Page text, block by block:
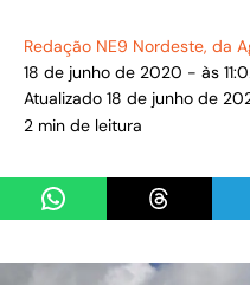
Redação NE9 Nordeste, da
18 de junho de 2020 - às
Atualizado 18 de junho de
2 min de leitura
Share on WhatsApp
Share on